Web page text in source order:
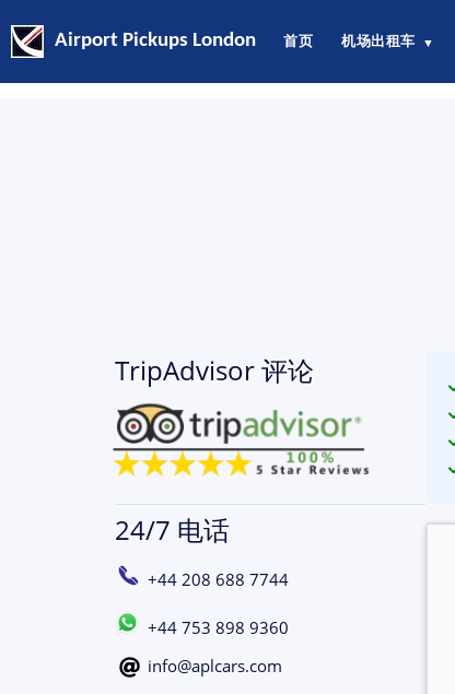
Airport Pickups London 首页 机场出租车 ▼
TripAdvisor 评论
24/7 电话
+44 208 688 7744
+44 753 898 9360
info@aplcars.com